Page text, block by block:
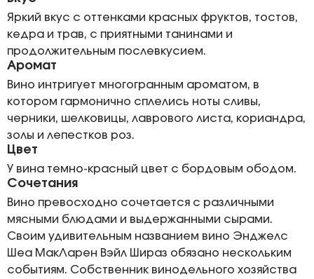
Яркий вкус с оттенками красных фруктов, тостов,
кедра и трав, с приятными танинами и
продолжительным послевкусием.
Аромат
Вино интригует многогранным ароматом, в
котором гармонично сплелись ноты сливы,
черники, шелковицы, лаврового листа, кориандра,
золы и лепестков роз.
Цвет
У вина темно-красный цвет с бордовым ободом.
Сочетания
Вино превосходно сочетается с различными
мясными блюдами и выдержанными сырами.
Своим удивительным названием вино Энджелс
Шеа МакЛарен Вэйл Шираз обязано нескольким
событиям. Собственник винодельного хозяйства